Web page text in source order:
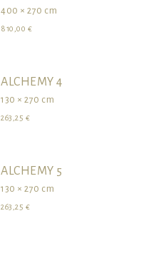
400 × 270 cm
810,00 €
ALCHEMY 4
130 × 270 cm
263,25 €
ALCHEMY 5
130 × 270 cm
263,25 €